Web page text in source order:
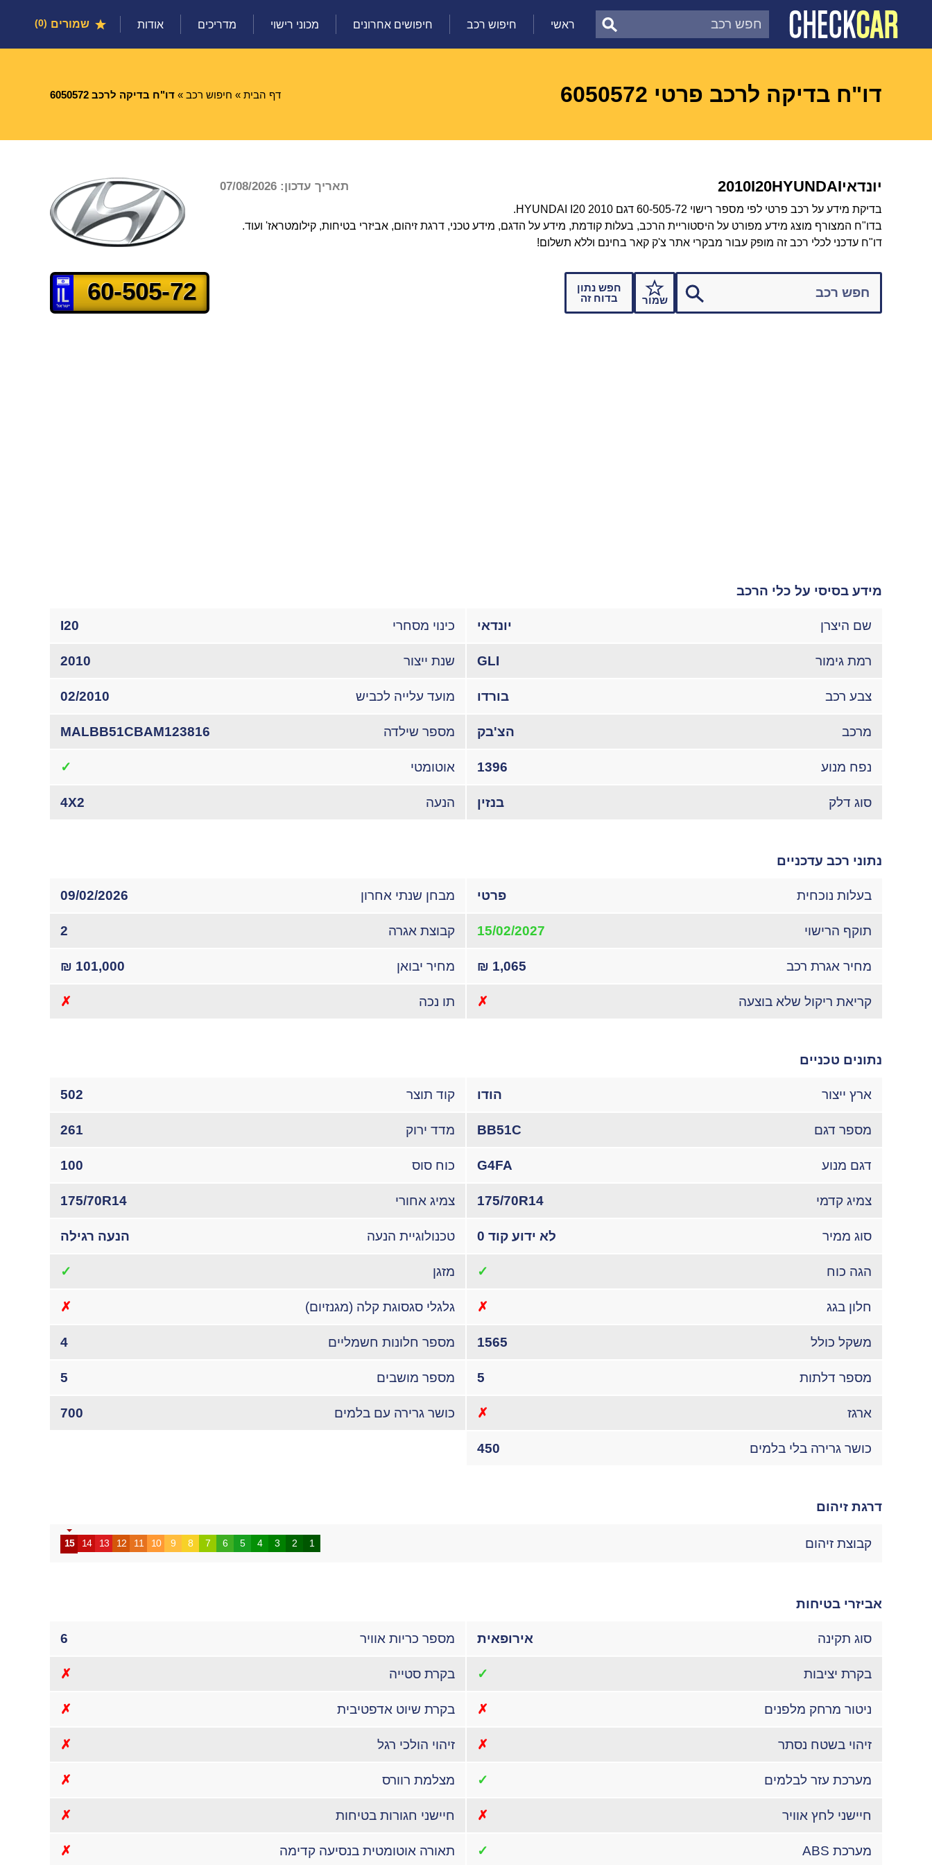
ראשי חיפוש רכב חיפושים אחרונים מכוני רישוי מדריכים אודות שמורים 0
דו"ח בדיקה לרכב פרטי 6050572 דף הבית » חיפוש רכב » דו"ח בדיקה לרכב 6050572
יונדאיHYUNDAI
I20
2010 תאריך עדכון: 07/08/2026
בדיקת מידע על רכב פרטי לפי מספר רישוי 60-505-72 דגם HYUNDAI I20 2010.
בדו"ח המצורף מוצג מידע מפורט על היסטוריית הרכב, בעלות קודמת, מידע על הדגם, מידע טכני, דרגת זיהום, אביזרי בטיחות, קילומטראז' ועוד.
דו"ח עדכני לכלי רכב זה מופק עבור מבקרי אתר צ'ק קאר בחינם וללא תשלום!
שמור
חפש נתון
בדוח זה
60-505-72
מידע בסיסי על כלי הרכב
שם היצרן יונדאי כינוי מסחרי I20
רמת גימור GLI שנת ייצור 2010
צבע רכב בורדו מועד עלייה לכביש 02/2010
מרכב הצ'בק מספר שילדה MALBB51CBAM123816
נפח מנוע 1396 אוטומטי ✓
סוג דלק בנזין הנעה 4X2
נתוני רכב עדכניים
בעלות נוכחית פרטי מבחן שנתי אחרון 09/02/2026
תוקף הרישוי 15/02/2027 קבוצת אגרה 2
מחיר אגרת רכב 1,065 ₪ מחיר יבואן 101,000 ₪
קריאת ריקול שלא בוצעה ✗ תו נכה ✗
נתונים טכניים
ארץ ייצור הודו קוד תוצר 502
מספר דגם BB51C מדד ירוק 261
דגם מנוע G4FA כוח סוס 100
צמיג קדמי 175/70R14 צמיג אחורי 175/70R14
סוג ממיר לא ידוע קוד 0 טכנולוגיית הנעה הנעה רגילה
הגה כוח ✓ מזגן ✓
חלון בגג ✗ גלגלי סגסוגת קלה (מגנזיום) ✗
משקל כולל 1565 מספר חלונות חשמליים 4
מספר דלתות 5 מספר מושבים 5
ארגז ✗ כושר גרירה עם בלמים 700
כושר גרירה בלי בלמים 450
דרגת זיהום
קבוצת זיהום 1
2
3
4
5
6
7
8
9
10
11
12
13
14
15
אביזרי בטיחות
סוג תקינה אירופאית מספר כריות אוויר 6
בקרת יציבות ✓ בקרת סטייה ✗
ניטור מרחק מלפנים ✗ בקרת שיוט אדפטיבית ✗
זיהוי בשטח נסתר ✗ זיהוי הולכי רגל ✗
מערכת עזר לבלמים ✓ מצלמת רוורס ✗
חיישני לחץ אוויר ✗ חיישני חגורות בטיחות ✗
מערכת ABS ✓ תאורה אוטומטית בנסיעה קדימה ✗